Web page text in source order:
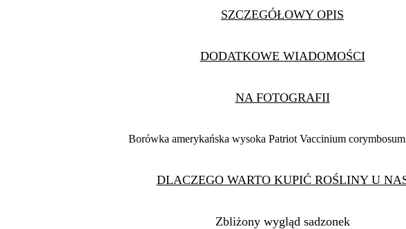
SZCZEGÓŁOWY OPIS
DODATKOWE WIADOMOŚCI
NA FOTOGRAFII
Borówka amerykańska wysoka Patriot Vaccinium
DLACZEGO WARTO KUPIĆ ROŚLINY U
Zbliżony wygląd sadzonek